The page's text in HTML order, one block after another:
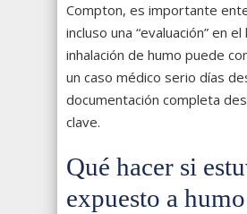
Compton, es importante
incluso una “evaluación” en
inhalación de humo puede
un caso médico serio días
documentación completa
clave.
Qué hacer si
expuesto a